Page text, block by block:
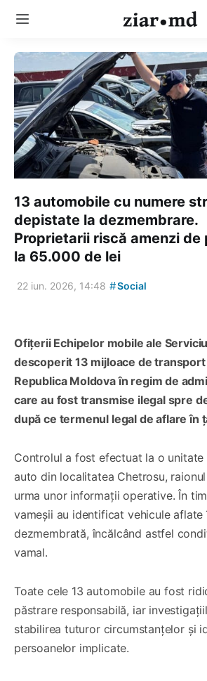
13 automobile cu numere
depistate la dezmembrare.
Proprietarii riscă amenzi de
la 65.000 de lei
22 iun. 2026, 14:48 #Social
Ofițerii Echipelor mobile ale
descoperit 13 mijloace de
Republica Moldova în regim de
care au fost transmise ilegal spre
după ce termenul legal de aflare în
Controlul a fost efectuat la o unitate
auto din localitatea Chetrosu,
urma unor informații operative. În
vameșii au identificat vehicule
dezmembrată, încălcând astfel
vamal.
Toate cele 13 automobile au fost
păstrare responsabilă, iar
stabilirea tuturor circumstanțelor și
persoanelor implicate.